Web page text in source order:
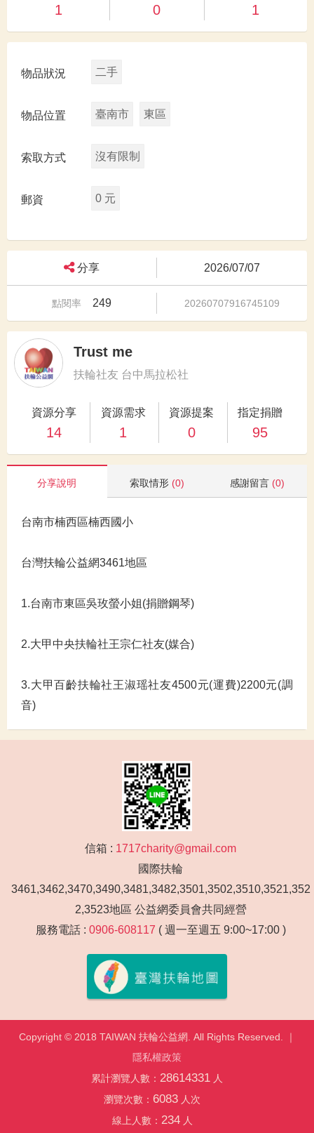
1 0 1
物品狀況 二手
物品位置 臺南市 東區
索取方式 沒有限制
郵資 0 元
分享 2026/07/07
點閱率 249 20260707916745109
Trust me
扶輪社友 台中馬拉松社
資源分享
14
資源需求
1
資源提案
0
指定捐贈
95
分享說明 索取情形 (0) 感謝留言 (0)
台南市楠西區楠西國小
台灣扶輪公益網3461地區
1.台南市東區吳玫螢小姐(捐贈鋼琴)
2.大甲中央扶輪社王宗仁社友(媒合)
3.大甲百齡扶輪社王淑瑶社友4500元(運費)2200元(調
音)
信箱 : 1717charity@gmail.com
國際扶輪
3461,3462,3470,3490,3481,3482,3501,3502,3510,3521,352
2,3523地區 公益網委員會共同經營
服務電話 : 0906-608117 ( 週一至週五 9:00~17:00 )
Copyright © 2018 TAIWAN 扶輪公益網. All Rights Reserved. ｜
隱私權政策
累計瀏覽人數： 28614331 人
瀏覽次數： 6083 人次
線上人數： 234人